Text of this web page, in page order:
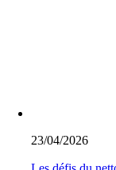
23/04/2026